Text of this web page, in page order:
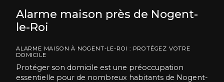
Alarme maison près de Nogent-
le-Roi
ALARME MAISON À NOGENT-LE-ROI : PROTÉGEZ VOTRE
DOMICILE
Protéger son domicile est une préoccupation
essentielle pour de nombreux habitants de Nogent-